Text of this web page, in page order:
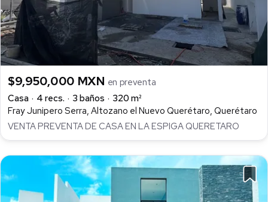
$9,950,000 MXN en preventa
Casa
4 recs. 3 baños
320 m²
Fray Junipero Serra, Altozano el Nuevo Querétaro, Querétaro
VENTA PREVENTA DE CASA EN LA ESPIGA QUERETARO